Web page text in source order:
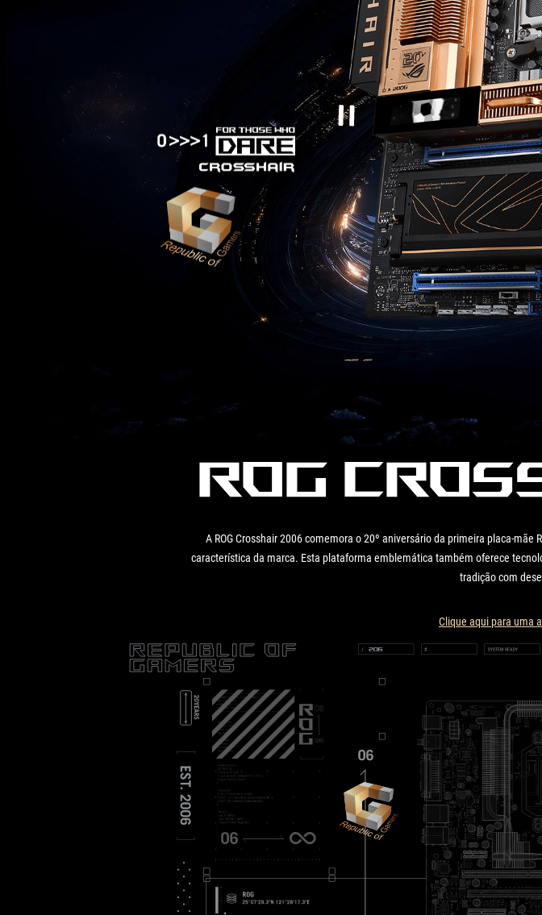
Pausa
ROG
A ROG Crosshair 2006 comemora o 20º aniversário da primeira placa-
característica da marca. Esta plataforma emblemática também oferece
tradição com
Clique aqui para uma